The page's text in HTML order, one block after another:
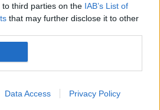
third parties on the IAB’s List of
that may further disclose it to other
Data Access Privacy Policy